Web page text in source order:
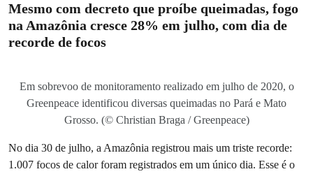
Mesmo com decreto que proíbe queimadas, fogo
na Amazônia cresce 28% em julho, com dia de
recorde de focos
Em sobrevoo de monitoramento realizado em julho de 2020, o
Greenpeace identificou diversas queimadas no Pará e Mato
Grosso. (© Christian Braga / Greenpeace)
No dia 30 de julho, a Amazônia registrou mais um triste recorde:
1.007 focos de calor foram registrados em um único dia. Esse é o